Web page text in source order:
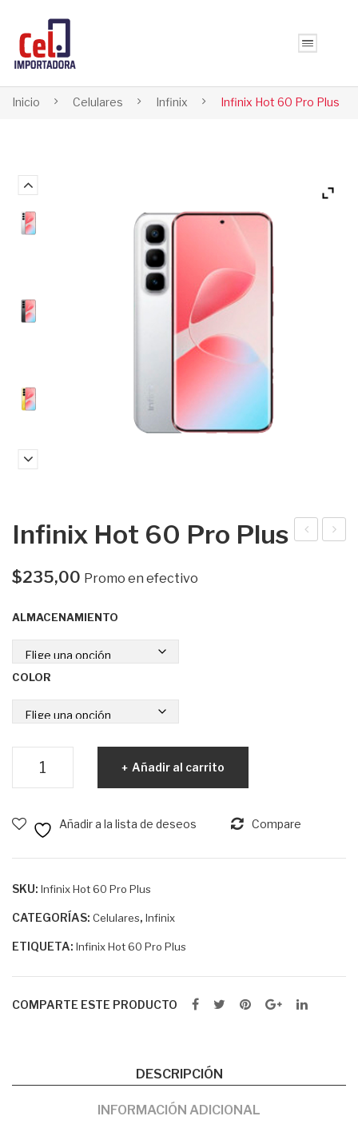
Inicio Celulares Infinix Infinix Hot 60 Pro Plus
Infinix Hot 60 Pro Plus
$235,00 Promo en efectivo
ALMACENAMIENTO
COLOR
Pro
cantidad
Añadir al carrito
Añadir a la lista de deseos Compare
SKU: Infinix Hot 60 Pro Plus
CATEGORÍAS: Celulares, Infinix
ETIQUETA: Infinix Hot 60 Pro Plus
COMPARTE ESTE PRODUCTO
DESCRIPCIÓN
INFORMACIÓN ADICIONAL